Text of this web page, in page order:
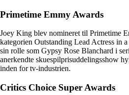
Primetime Emmy Awards
Joey King blev nomineret til Primetime
kategorien Outstanding Lead Actress in
sin rolle som Gypsy Rose Blanchard i
anerkendte skuespilprisuddelingsshow
inden for tv-industrien.
Critics Choice Super Awards